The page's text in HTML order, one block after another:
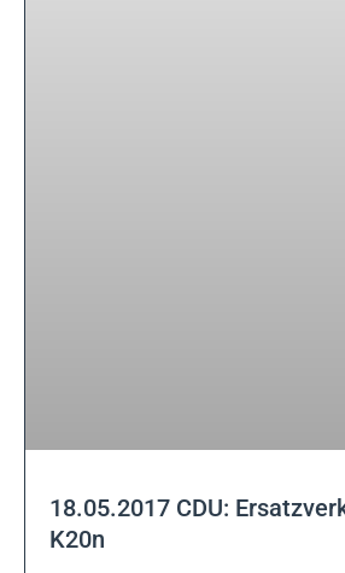
18.05.2017 CDU:
K20n